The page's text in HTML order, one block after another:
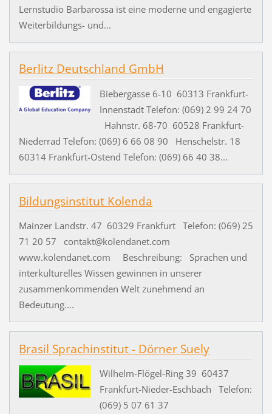
Lernstudio Barbarossa ist eine moderne und engagierte
Weiterbildungs- und...
Berlitz Deutschland GmbH
Biebergasse 6-10 60313 Frankfurt-
Innenstadt Telefon: (069) 2 99 24 70
Hahnstr. 68-70 60528 Frankfurt-
Niederrad Telefon: (069) 6 66 08 90 Henschelstr. 18
60314 Frankfurt-Ostend Telefon: (069) 66 40 38...
Bildungsinstitut Kolenda
Mainzer Landstr. 47 60329 Frankfurt Telefon: (069) 25
71 20 57 contakt@kolendanet.com
www.kolendanet.com Beschreibung: Sprachen und
interkulturelles Wissen gewinnen in unserer
zusammenkommenden Welt zunehmend an
Bedeutung....
Brasil Sprachinstitut - Dörner Suely
Wilhelm-Flögel-Ring 39 60437
Frankfurt-Nieder-Eschbach Telefon:
(069) 5 07 61 37